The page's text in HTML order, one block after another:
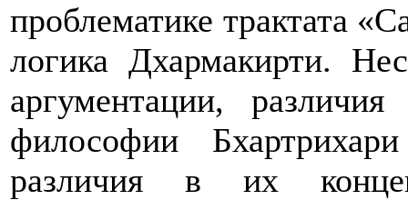
проблематике трактата
логика Дхармакирти.
аргументации,
философии
различия в их